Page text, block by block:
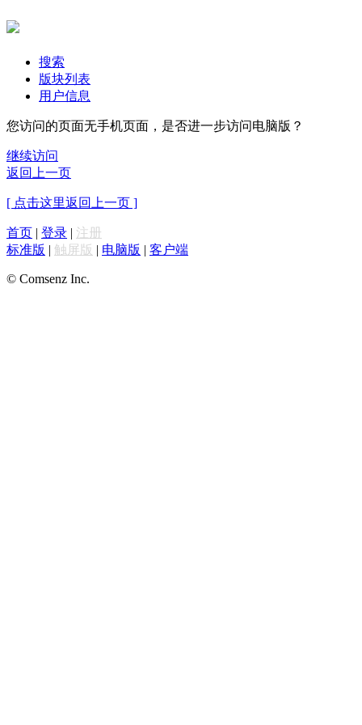
搜索
版块列表
用户信息
您访问的页面无手机页面，是否进一步访问电脑版？
继续访问
返回上一页
[ 点击这里返回上一页 ]
首页 | 登录 | 注册
标准版 | 触屏版 | 电脑版 | 客户端
© Comsenz Inc.